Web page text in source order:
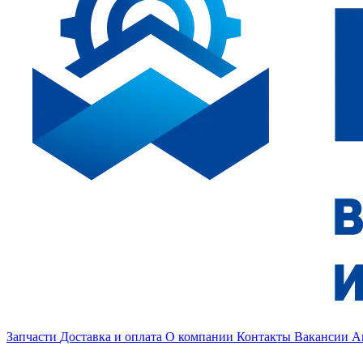
Запчасти Доставка и оплата О компании Контакты Вакансии